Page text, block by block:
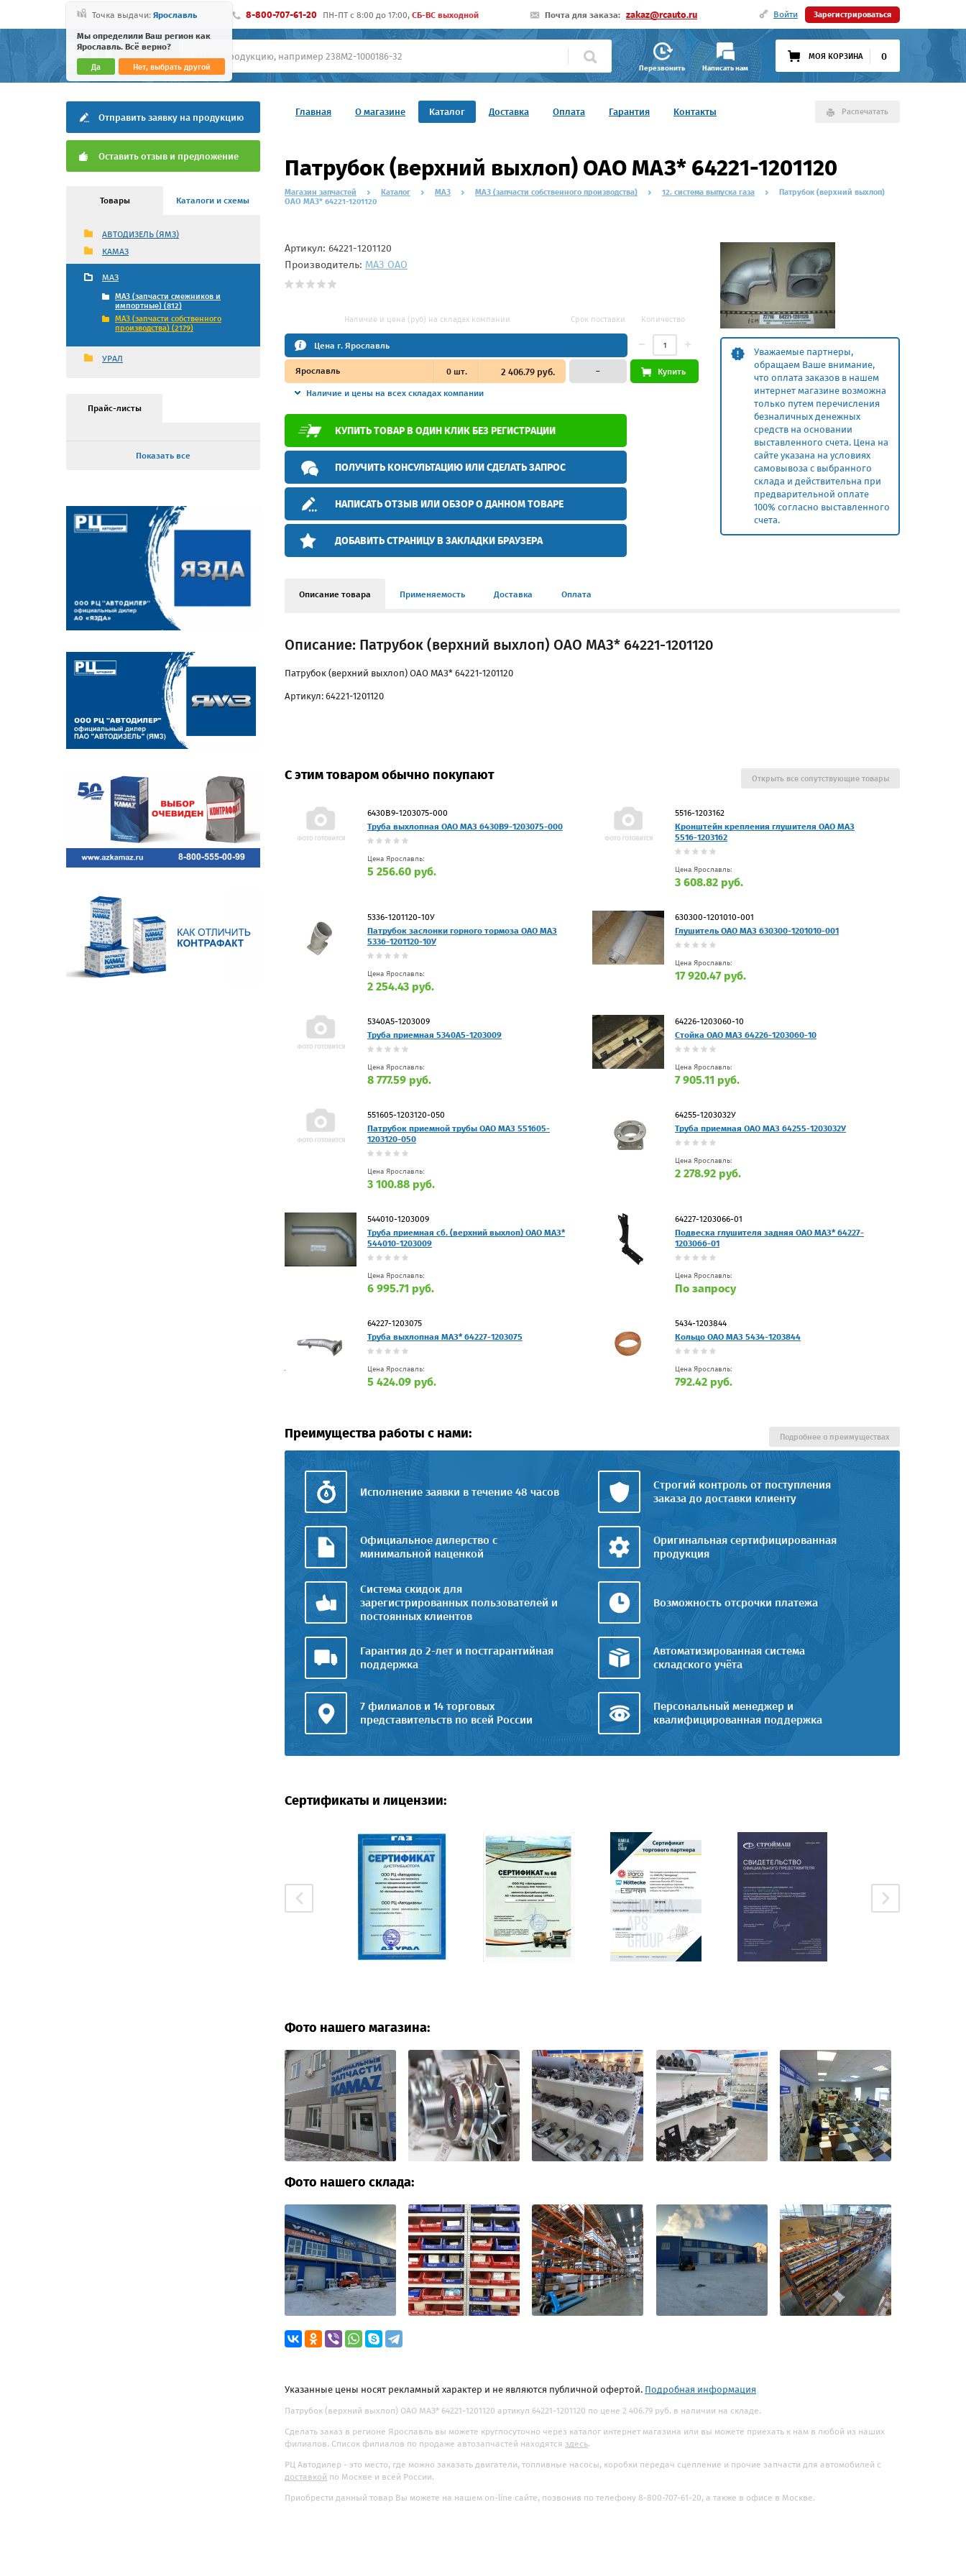
Точка выдачи: Ярославль
Мы определили Ваш регион как
Ярославль. Всё верно?
Да Нет, выбрать другой
8-800-707-61-20 ПН-ПТ c 8:00 до 17:00, СБ-ВС выходной Почта для заказа: zakaz@rcauto.ru Войти Зарегистрироваться
Перезвонить Написать нам
МОЯ КОРЗИНА 0
Главная О магазине Каталог Доставка Оплата Гарантия Контакты Распечатать
Отправить заявку на продукцию
Оставить отзыв и предложение
Товары Каталоги и схемы
АВТОДИЗЕЛЬ (ЯМЗ)
КАМАЗ
МАЗ
МАЗ (запчасти смежников и
импортные) (812)
МАЗ (запчасти собственного
производства) (2179)
УРАЛ
Прайс-листы
Показать все
Патрубок (верхний выхлоп) ОАО МАЗ* 64221-1201120
Магазин запчастей Каталог МАЗ МАЗ (запчасти собственного производства) 12. система выпуска газа
Патрубок (верхний выхлоп)
ОАО МАЗ* 64221-1201120
Уважаемые партнеры,
обращаем Ваше внимание,
что оплата заказов в нашем
интернет магазине возможна
только путем перечисления
безналичных денежных
средств на основании
выставленного счета. Цена на
сайте указана на условиях
самовывоза с выбранного
склада и действительна при
предварительной оплате
100% согласно выставленного
счета.
Артикул: 64221-1201120
Производитель: МАЗ ОАО
Наличие и цена (руб) на складах компании Срок поставки Количество
Цена г. Ярославль
Ярославль 0шт. 2 406.79 руб.
Наличие и цены на всех складах компании
– Купить
КУПИТЬ ТОВАР В ОДИН КЛИК БЕЗ РЕГИСТРАЦИИ
ПОЛУЧИТЬ КОНСУЛЬТАЦИЮ ИЛИ СДЕЛАТЬ ЗАПРОС
НАПИСАТЬ ОТЗЫВ ИЛИ ОБЗОР О ДАННОМ ТОВАРЕ
ДОБАВИТЬ СТРАНИЦУ В ЗАКЛАДКИ БРАУЗЕРА
Описание товара Применяемость Доставка Оплата
Описание: Патрубок (верхний выхлоп) ОАО МАЗ* 64221-1201120
Патрубок (верхний выхлоп) ОАО МАЗ* 64221-1201120
Артикул: 64221-1201120
С этим товаром обычно покупают
6430В9-1203075-000
Труба выхлопная ОАО МАЗ 6430В9-1203075-000
Цена Ярославль:
5 256.60 руб.
5516-1203162
Кронштейн крепления глушителя ОАО МАЗ
5516-1203162
Цена Ярославль:
3 608.82 руб.
5336-1201120-10У
Патрубок заслонки горного тормоза ОАО МАЗ
5336-1201120-10У
Цена Ярославль:
2 254.43 руб.
630300-1201010-001
Глушитель ОАО МАЗ 630300-1201010-001
Цена Ярославль:
17 920.47 руб.
5340А5-1203009
Труба приемная 5340А5-1203009
Цена Ярославль:
8 777.59 руб.
64226-1203060-10
Стойка ОАО МАЗ 64226-1203060-10
Цена Ярославль:
7 905.11 руб.
551605-1203120-050
Патрубок приемной трубы ОАО МАЗ 551605-
1203120-050
Цена Ярославль:
3 100.88 руб.
64255-1203032У
Труба приемная ОАО МАЗ 64255-1203032У
Цена Ярославль:
2 278.92 руб.
544010-1203009
Труба приемная сб. (верхний выхлоп) ОАО МАЗ*
544010-1203009
Цена Ярославль:
6 995.71 руб.
64227-1203066-01
Подвеска глушителя задняя ОАО МАЗ* 64227-
1203066-01
Цена Ярославль:
По запросу
64227-1203075
Труба выхлопная МАЗ* 64227-1203075
Цена Ярославль:
5 424.09 руб.
5434-1203844
Кольцо ОАО МАЗ 5434-1203844
Цена Ярославль:
792.42 руб.
Открыть все сопутствующие товары
Преимущества работы с нами:
Исполнение заявки в течение 48 часов
Строгий контроль от поступления
заказа до доставки клиенту
Официальное дилерство с
минимальной наценкой
Оригинальная сертифицированная
продукция
Система скидок для
зарегистрированных пользователей и
постоянных клиентов
Возможность отсрочки платежа
Гарантия до 2-лет и постгарантийная
поддержка
Автоматизированная система
складского учёта
7 филиалов и 14 торговых
представительств по всей России
Персональный менеджер и
квалифицированная поддержка
Подробнее о преимуществах
Сертификаты и лицензии:
Фото нашего магазина:
Фото нашего склада:
Указанные цены носят рекламный характер и не являются публичной офертой. Подробная информация
Патрубок (верхний выхлоп) ОАО МАЗ* 64221-1201120 артикул 64221-1201120 по цене 2 406.79 руб. в наличии на складе.
Сделать заказ в регионе Ярославль вы можете круглосуточно через каталог интернет магазина или вы можете приехать к нам в любой из наших
филиалов. Список филиалов по продаже автозапчастей находятся здесь.
РЦ Автодилер - это место, где можно заказать двигатели, топливные насосы, коробки передач сцепление и прочие запчасти для автомобилей с
доставкой по Москве и всей России.
Приобрести данный товар Вы можете на нашем on-line сайте, позвонив по телефону 8-800-707-61-20, а также в офисе в Москве.